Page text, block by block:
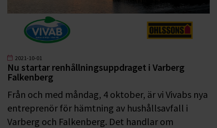
2021-10-01
Nu startar renhållningsuppdraget i Varberg
Falkenberg
Från och med måndag, 4 oktober, är vi Vivabs nya
entreprenör för hämtning av hushållsavfall i
Varberg och Falkenberg. Det handlar om